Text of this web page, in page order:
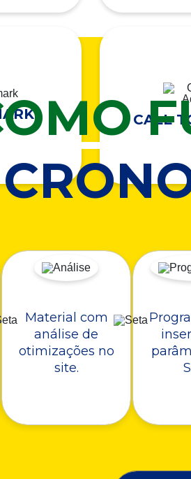
CALL
Material com
análise de
otimizações no
site.